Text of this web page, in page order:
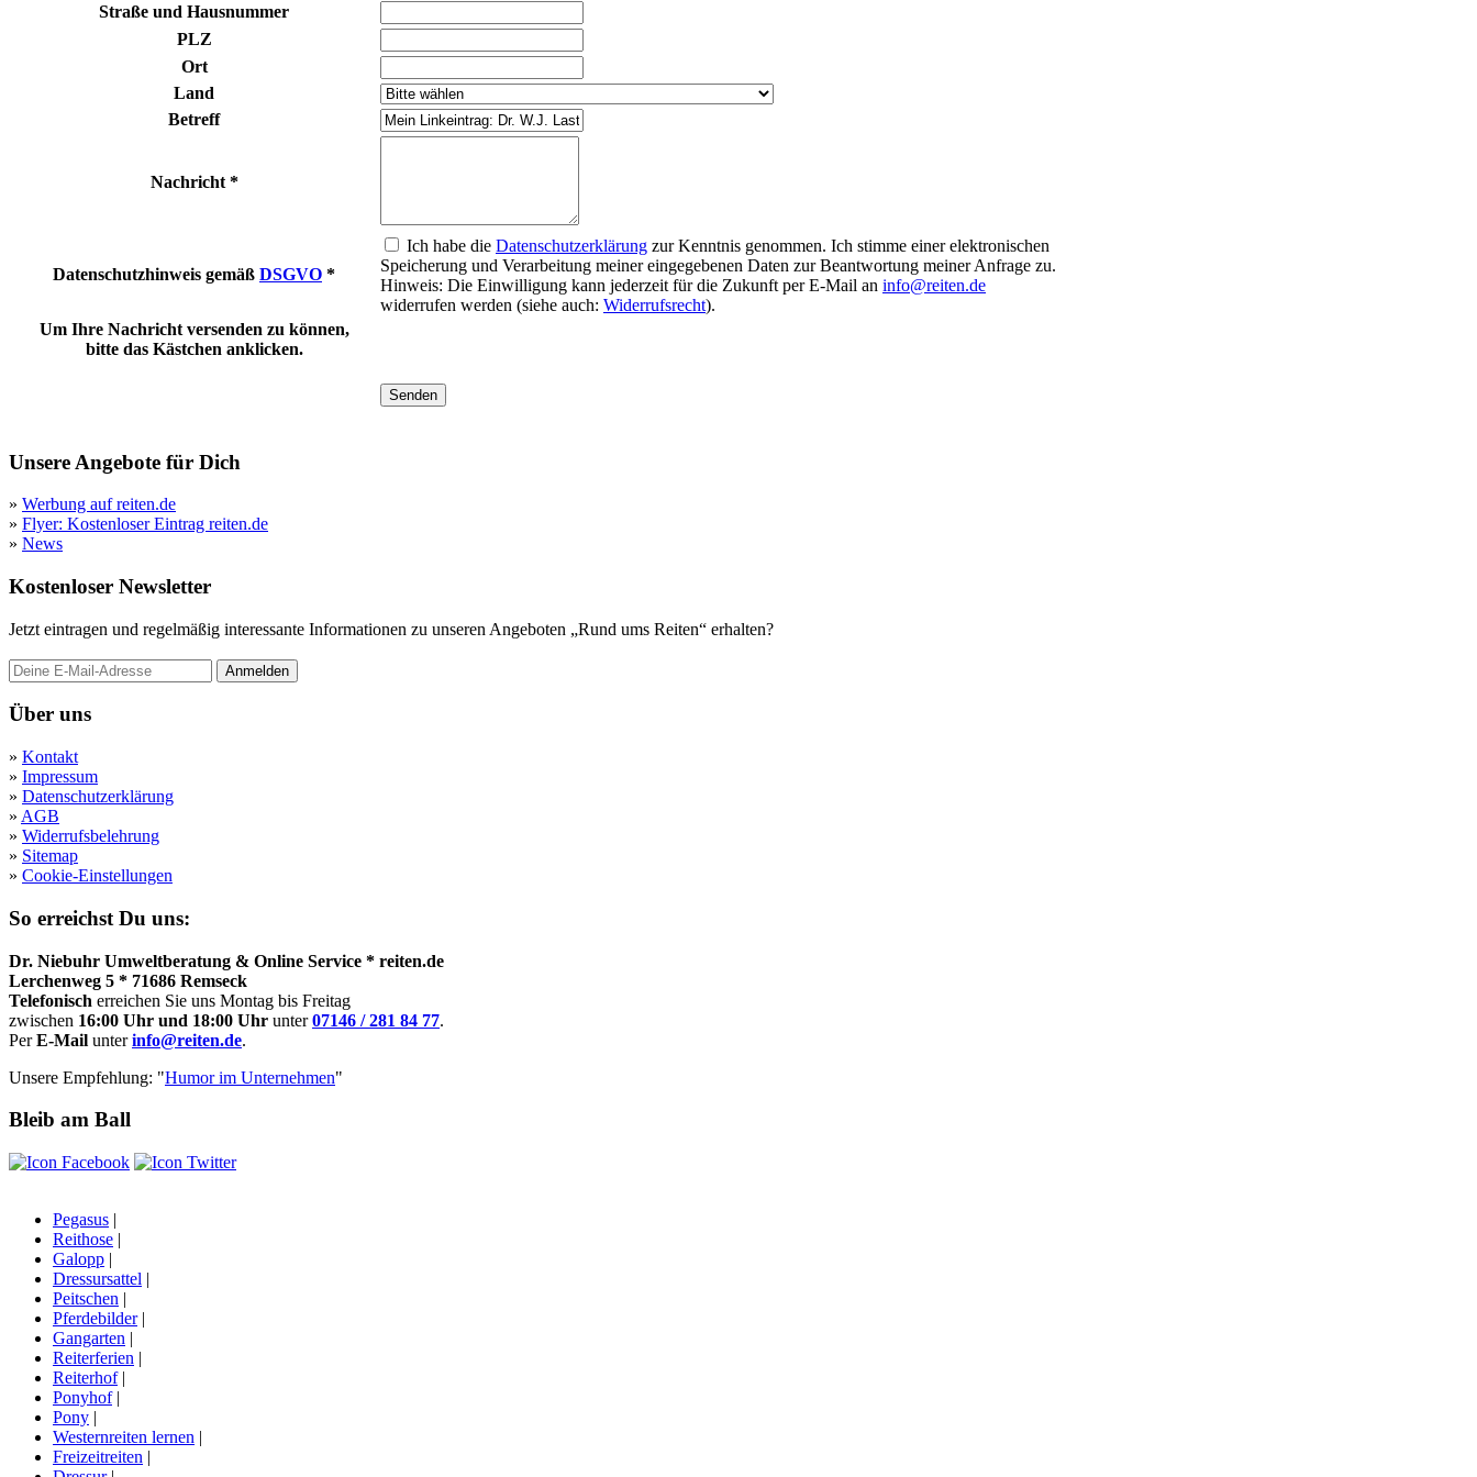
Straße und Hausnummer
PLZ
Ort
Land
Betreff
Nachricht *
Datenschutzhinweis gemäß DSGVO *
Ich habe die Datenschutzerklärung zur Kenntnis genommen. Ich stimme einer elektronischen
Speicherung und Verarbeitung meiner eingegebenen Daten zur Beantwortung meiner Anfrage zu.
Hinweis: Die Einwilligung kann jederzeit für die Zukunft per E-Mail an info@reiten.de
widerrufen werden (siehe auch: Widerrufsrecht).
Um Ihre Nachricht versenden zu können,
bitte das Kästchen anklicken.
Unsere Angebote für Dich
» Werbung auf reiten.de
» Flyer: Kostenloser Eintrag reiten.de
» News
Kostenloser Newsletter
Jetzt eintragen und regelmäßig interessante Informationen zu unseren Angeboten „Rund ums Reiten“ erhalten?
Anmelden
Über uns
» Kontakt
» Impressum
» Datenschutzerklärung
» AGB
» Widerrufsbelehrung
» Sitemap
» Cookie-Einstellungen
So erreichst Du uns:
Dr. Niebuhr Umweltberatung & Online Service * reiten.de
Lerchenweg 5 * 71686 Remseck
Telefonisch erreichen Sie uns Montag bis Freitag
zwischen 16:00 Uhr und 18:00 Uhr unter07146 / 281 84 77.
PerE-Mail unterinfo@reiten.de.
Unsere Empfehlung: "Humor im Unternehmen"
Bleib am Ball
Pegasus |
Reithose |
Galopp |
Dressursattel |
Peitschen |
Pferdebilder|
Gangarten |
Reiterferien |
Reiterhof|
Ponyhof|
Pony |
Westernreiten lernen |
Freizeitreiten |